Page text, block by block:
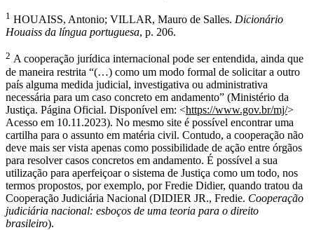
1 HOUAISS, Antonio; VILLAR, Mauro de Salles. Dicionário
Houaiss da língua portuguesa, p. 206.
2 A cooperação jurídica internacional pode ser entendida, ainda que
de maneira restrita “(…) como um modo formal de solicitar a outro
país alguma medida judicial, investigativa ou administrativa
necessária para um caso concreto em andamento” (Ministério da
Justiça. Página Oficial. Disponível em: <https://www.gov.br/mj/>
Acesso em 10.11.2023). No mesmo site é possível encontrar uma
cartilha para o assunto em matéria civil. Contudo, a cooperação não
deve mais ser vista apenas como possibilidade de ação entre órgãos
para resolver casos concretos em andamento. É possível a sua
utilização para aperfeiçoar o sistema de Justiça como um todo, nos
termos propostos, por exemplo, por Fredie Didier, quando tratou da
Cooperação Judiciária Nacional (DIDIER JR., Fredie. Cooperação
judiciária nacional: esboços de uma teoria para o direito
brasileiro).